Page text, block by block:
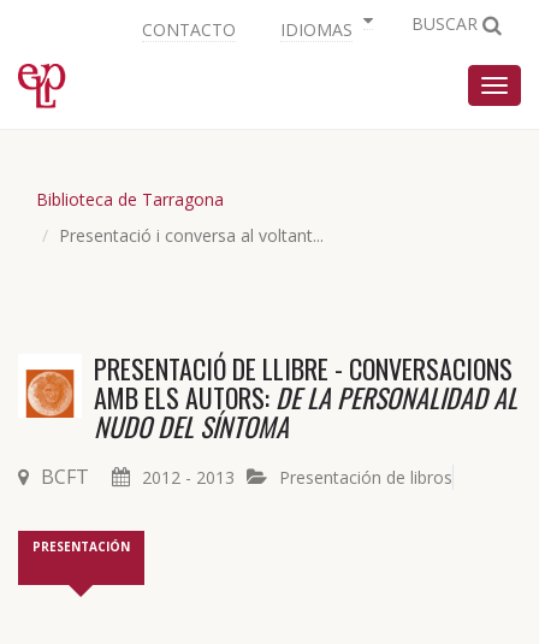
CONTACTO IDIOMAS BUSCAR
Biblioteca de Tarragona
Presentació i conversa al voltant...
PRESENTACIÓ DE LLIBRE - CONVERSACIONS
AMB ELS AUTORS:DE LA PERSONALIDAD AL
NUDO DEL SÍNTOMA
BCFT 2012 - 2013 Presentación de libros
PRESENTACIÓN